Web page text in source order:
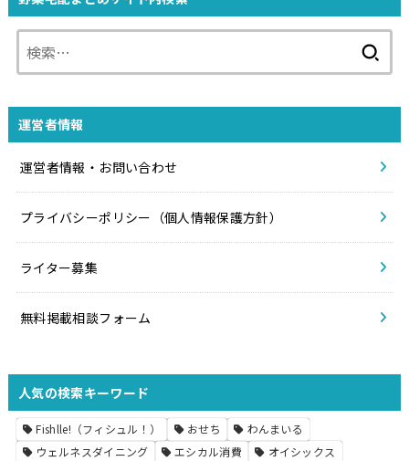
運営者情報
運営者情報・お問い合わせ
プライバシーポリシー（個人情報保護方針）
ライター募集
無料掲載相談フォーム
人気の検索キーワード
Fishlle!（フィシュル！） おせち
わんまいる
ウェルネスダイニング
エシカル消費
オイシックス